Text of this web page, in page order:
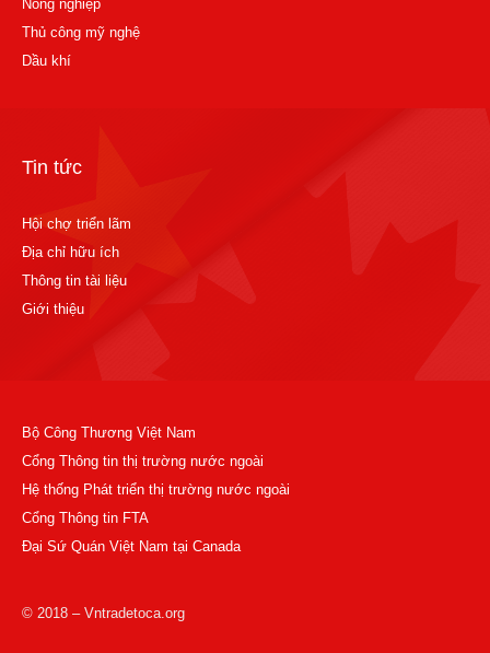
Nông nghiệp
Thủ công mỹ nghệ
Dầu khí
Tin tức
Hội chợ triển lãm
Địa chỉ hữu ích
Thông tin tài liệu
Giới thiệu
Bộ Công Thương Việt Nam
Cổng Thông tin thị trường nước ngoài
Hệ thống Phát triển thị trường nước ngoài
Cổng Thông tin FTA
Đại Sứ Quán Việt Nam tại Canada
© 2018 – Vntradetoca.org